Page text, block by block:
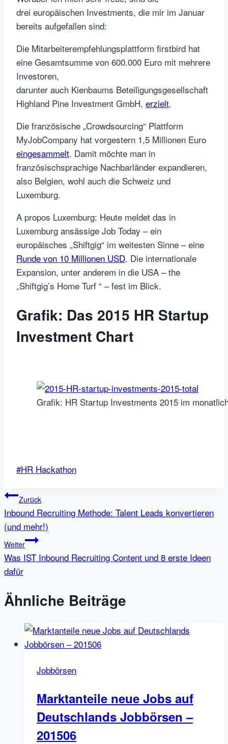
drei europäischen Investments, die mir im Januar
bereits aufgefallen sind:
Die Mitarbeiterempfehlungsplattform firstbird hat
eine Gesamtsumme von 600.000 Euro mit mehrere
Investoren,
darunter auch Kienbaums Beteiligungsgesellschaft
Highland Pine Investment GmbH, erzielt.
Die französische „Crowdsourcing“ Plattform
MyJobCompany hat vorgestern 1,5 Millionen Euro
eingesammelt. Damit möchte man in
französischsprachige Nachbarländer expandieren,
also Belgien, wohl auch die Schweiz und
Luxemburg.
A propos Luxemburg: Heute meldet das in
Luxemburg ansässige Job Today – ein
europäisches „Shiftgig“ im weitesten Sinne – eine
Runde von 10 Millionen USD. Die internationale
Expansion, unter anderem in die USA – the
„Shiftgig’s Home Turf “ – fest im Blick.
Grafik: Das 2015 HR Startup
Investment Chart
Grafik: HR Startup Investments 2015 im
Schlagworte:
#HR Hackathon
Beitragsnavigation
Zurück
Inbound Recruiting Methode: Talent Leads konvertieren
(und mehr!)
Weiter
Was IST Inbound Recruiting Content und 8 erste Ideen
dafür
Ähnliche Beiträge
Jobbörsen
Marktanteile neue Jobs auf
Deutschlands Jobbörsen –
201506